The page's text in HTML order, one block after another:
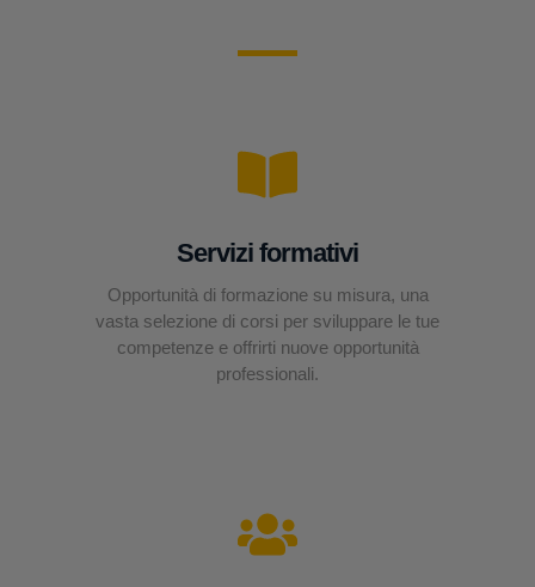
Servizi formativi
Opportunità di formazione su misura, una
vasta selezione di corsi per sviluppare le tue
competenze e offrirti nuove opportunità
professionali.